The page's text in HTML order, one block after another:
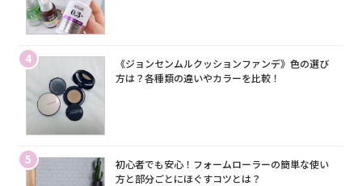
4
《ジョンセンムルクッションファンデ》色の選び
方は？各種類の違いやカラーを比較！
5
初心者でも安心！フォームローラーの簡単な使い
方と部分ごとにほぐすコツとは？